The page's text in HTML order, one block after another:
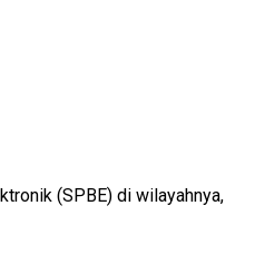
(SPBE) di wilayahnya,